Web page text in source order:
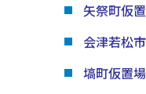
矢祭町仮
会津若松
塙町仮置